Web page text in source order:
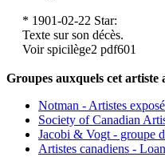
* 1901-02-22 Star:
Texte sur son décès.
Voir spicilège2 pdf601
Groupes auxquels cet artiste
Notman - Artistes
Society of Canadian
Jacobi & Vogt - groupe
Artistes canadiens -